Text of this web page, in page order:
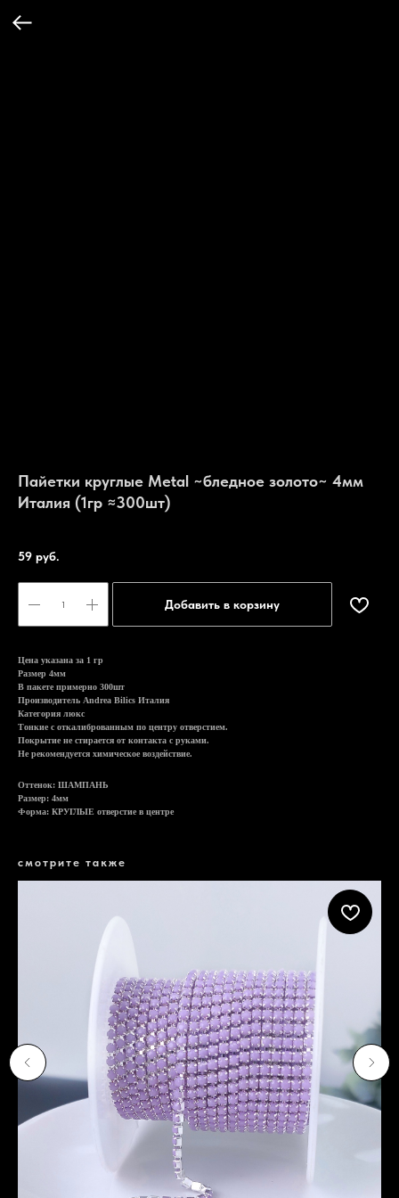
Пайетки круглые Metal ~бледное золото~ 4мм
Италия (1гр ≈300шт)
59 руб.
Добавить в корзину
Цена указана за 1 гр
Размер 4мм
В пакете примерно 300шт
Производитель Andrea Bilics Италия
Категория люкс
Тонкие с откалиброванным по центру отверстием.
Покрытие не стирается от контакта с руками.
Не рекомендуется химическое воздействие.
Оттенок: ШАМПАНЬ
Размер: 4мм
Форма: КРУГЛЫЕ отверстие в центре
смотрите также